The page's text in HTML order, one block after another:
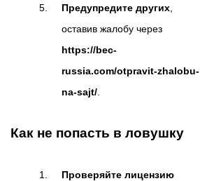
Предупредите других
оставив жалобу через
https://bec-
russia.com/otpravit-zhalobu-
na-sajt/
Как не попасть в ловушку
Проверяйте лицензию